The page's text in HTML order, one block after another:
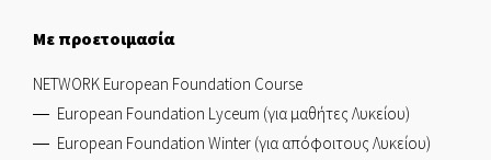
Με προετοιμασία
NETWORK European Foundation Course
European Foundation Lyceum (για μαθήτες Λυκείου)
European Foundation Winter (για απόφοιτους Λυκείου)